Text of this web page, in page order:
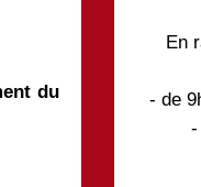
du
En
- de
-